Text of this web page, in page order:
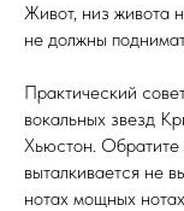
Живот, низ живота
не должны
Практический
вокальных звезд
Хьюстон. Обратите
выталкивается не
нотах мощных